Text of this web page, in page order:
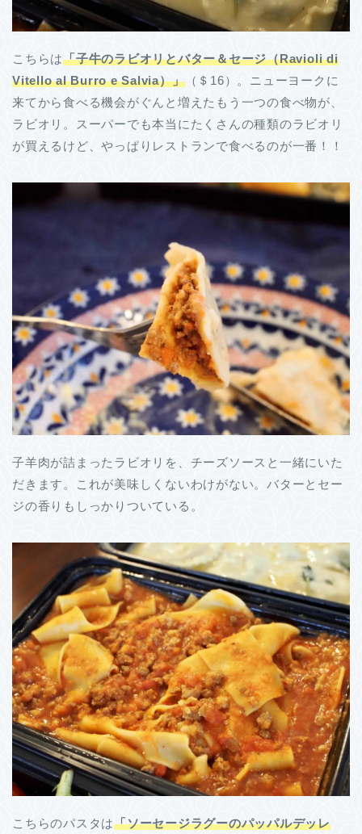
こちらは「子牛のラビオリとバター＆セージ（Ravioli di
Vitello al Burro e Salvia）」（＄16）。ニューヨークに
来てから食べる機会がぐんと増えたもう一つの食べ物が、
ラビオリ。スーパーでも本当にたくさんの種類のラビオリ
が買えるけど、やっぱりレストランで食べるのが一番！！
子羊肉が詰まったラビオリを、チーズソースと一緒にいた
だきます。これが美味しくないわけがない。バターとセー
ジの香りもしっかりついている。
こちらのパスタは「ソーセージラグーのパッパルデッレ